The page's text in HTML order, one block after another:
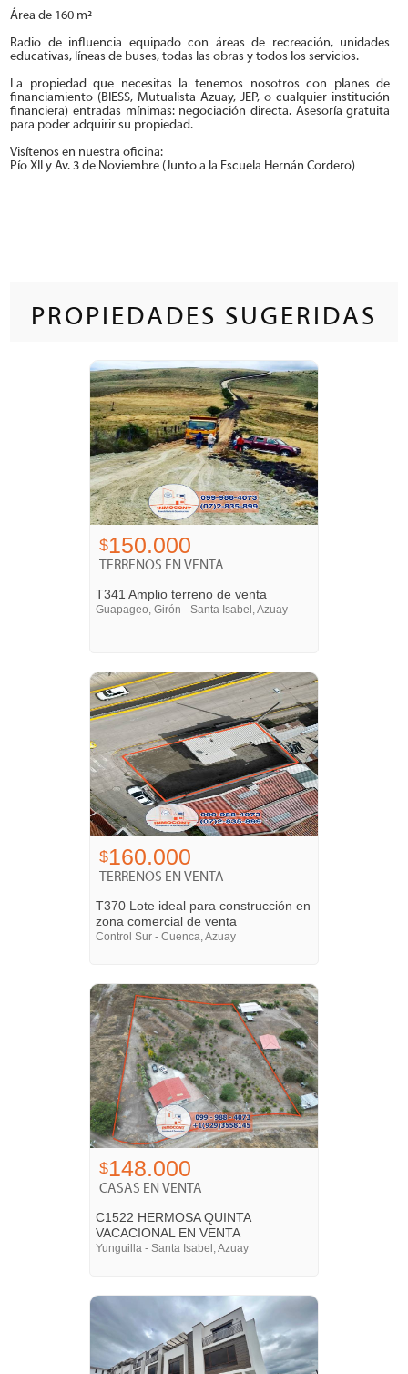
Área de 160 m²
Radio de influencia equipado con áreas de recreación, unidades
educativas, líneas de buses, todas las obras y todos los servicios.
La propiedad que necesitas la tenemos nosotros con planes de
financiamiento (BIESS, Mutualista Azuay, JEP, o cualquier institución
financiera) entradas mínimas: negociación directa. Asesoría gratuita
para poder adquirir su propiedad.
Visí­tenos en nuestra oficina:
Pí­o XII y Av. 3 de Noviembre (Junto a la Escuela Hernán Cordero)
PROPIEDADES SUGERIDAS
$150.000
TERRENOS EN VENTA
T341 Amplio terreno de venta
Guapageo, Girón - Santa Isabel, Azuay
$160.000
TERRENOS EN VENTA
T370 Lote ideal para construcción en
zona comercial de venta
Control Sur - Cuenca, Azuay
$148.000
CASAS EN VENTA
C1522 HERMOSA QUINTA
VACACIONAL EN VENTA
Yunguilla - Santa Isabel, Azuay